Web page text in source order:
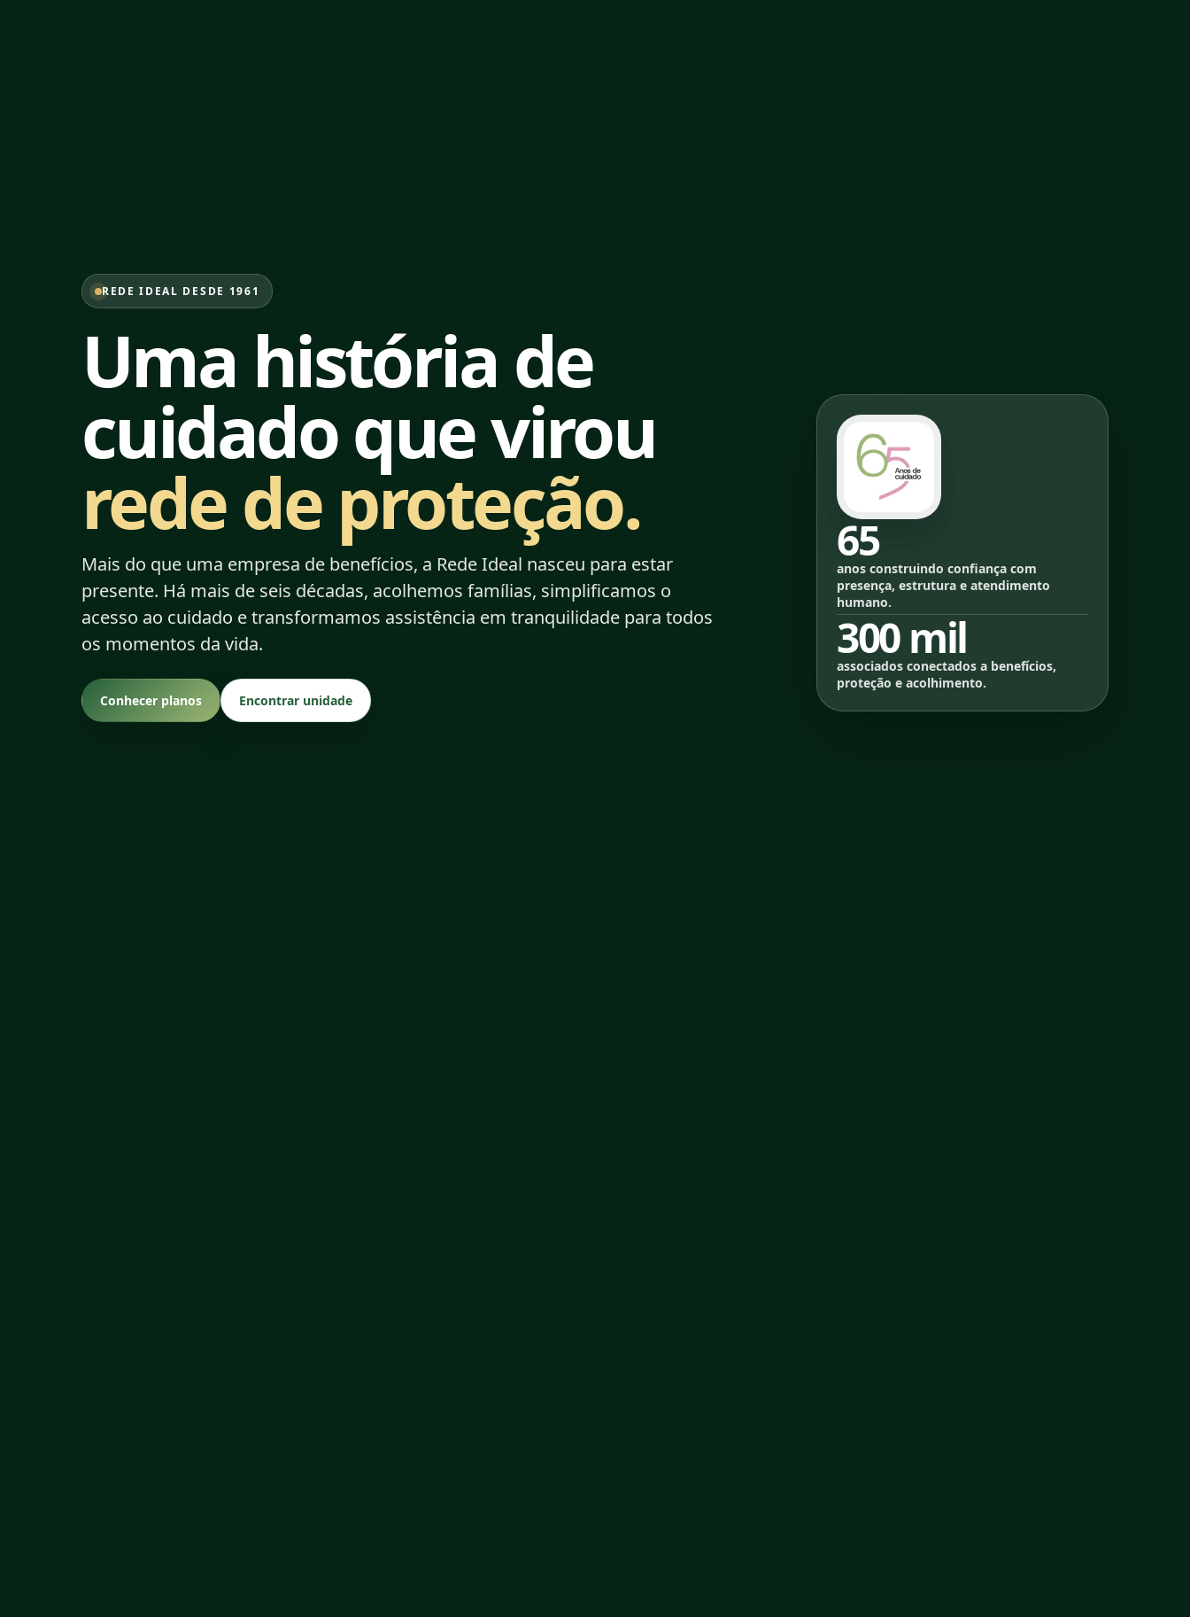
REDE IDEAL DESDE 1961
Uma história de
cuidado que virou
rede de proteção.
Mais do que uma empresa de benefícios, a Rede Ideal nasceu para estar
presente. Há mais de seis décadas, acolhemos famílias, simplificamos o
acesso ao cuidado e transformamos assistência em tranquilidade para todos
os momentos da vida.
Conhecer planos Encontrar unidade
65
anos construindo confiança com
presença, estrutura e atendimento
humano.
300 mil
associados conectados a benefícios,
proteção e acolhimento.